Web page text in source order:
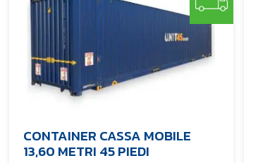
CONTAINER CASSA MOBILE
13,60 METRI 45 PIEDI